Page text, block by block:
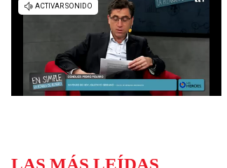
Universidad de Chile
Sustentabilidad
LAS MÁS LEÍDAS